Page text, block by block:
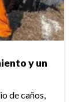
y un
de caños,